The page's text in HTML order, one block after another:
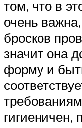
том, что в
очень
бросков
значит она
форму и
гигиеничен,